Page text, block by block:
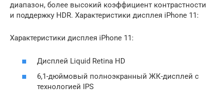
диапазон, более высокий коэффициент контрастности
и поддержку HDR. Характеристики дисплея iPhone 11:
Характеристики дисплея iPhone 11:
Дисплей Liquid Retina HD
6,1-дюймовый полноэкранный ЖК-дисплей с
технологией IPS